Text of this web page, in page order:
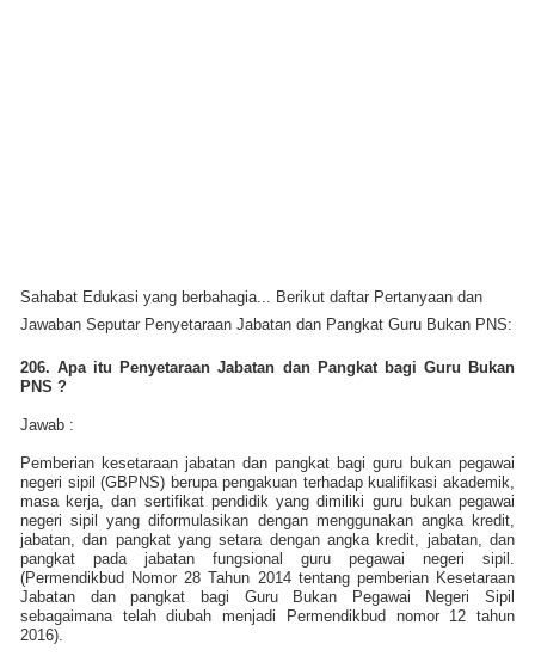
Sahabat Edukasi yang berbahagia... Berikut daftar Pertanyaan dan
Jawaban Seputar Penyetaraan Jabatan dan Pangkat Guru Bukan PNS:
206. Apa itu Penyetaraan Jabatan dan Pangkat bagi Guru Bukan
PNS ?
Jawab :
Pemberian kesetaraan jabatan dan pangkat bagi guru bukan pegawai
negeri sipil (GBPNS) berupa pengakuan terhadap kualifikasi akademik,
masa kerja, dan sertifikat pendidik yang dimiliki guru bukan pegawai
negeri sipil yang diformulasikan dengan menggunakan angka kredit,
jabatan, dan pangkat yang setara dengan angka kredit, jabatan, dan
pangkat pada jabatan fungsional guru pegawai negeri sipil.
(Permendikbud Nomor 28 Tahun 2014 tentang pemberian Kesetaraan
Jabatan dan pangkat bagi Guru Bukan Pegawai Negeri Sipil
sebagaimana telah diubah menjadi Permendikbud nomor 12 tahun
2016).